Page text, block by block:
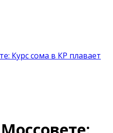
Курс сома в КР плавает